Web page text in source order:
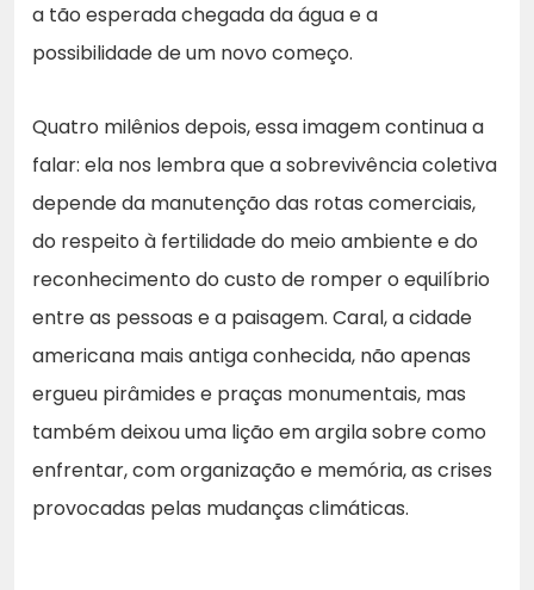
a tão esperada chegada da água e a
possibilidade de um novo começo.
Quatro milênios depois, essa imagem continua a
falar: ela nos lembra que a sobrevivência coletiva
depende da manutenção das rotas comerciais,
do respeito à fertilidade do meio ambiente e do
reconhecimento do custo de romper o equilíbrio
entre as pessoas e a paisagem. Caral, a cidade
americana mais antiga conhecida, não apenas
ergueu pirâmides e praças monumentais, mas
também deixou uma lição em argila sobre como
enfrentar, com organização e memória, as crises
provocadas pelas mudanças climáticas.